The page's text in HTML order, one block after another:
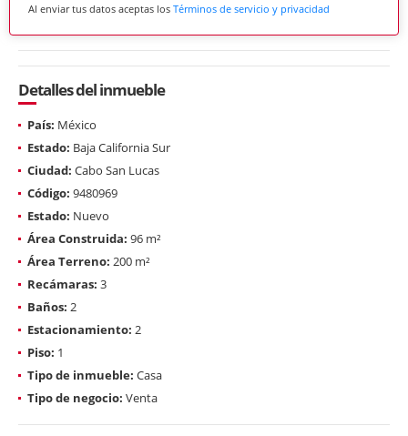
Al enviar tus datos aceptas los Términos de servicio y privacidad
Detalles del inmueble
País: México
Estado: Baja California Sur
Ciudad: Cabo San Lucas
Código: 9480969
Estado: Nuevo
Área Construida: 96 m²
Área Terreno: 200 m²
Recámaras: 3
Baños: 2
Estacionamiento: 2
Piso: 1
Tipo de inmueble: Casa
Tipo de negocio: Venta